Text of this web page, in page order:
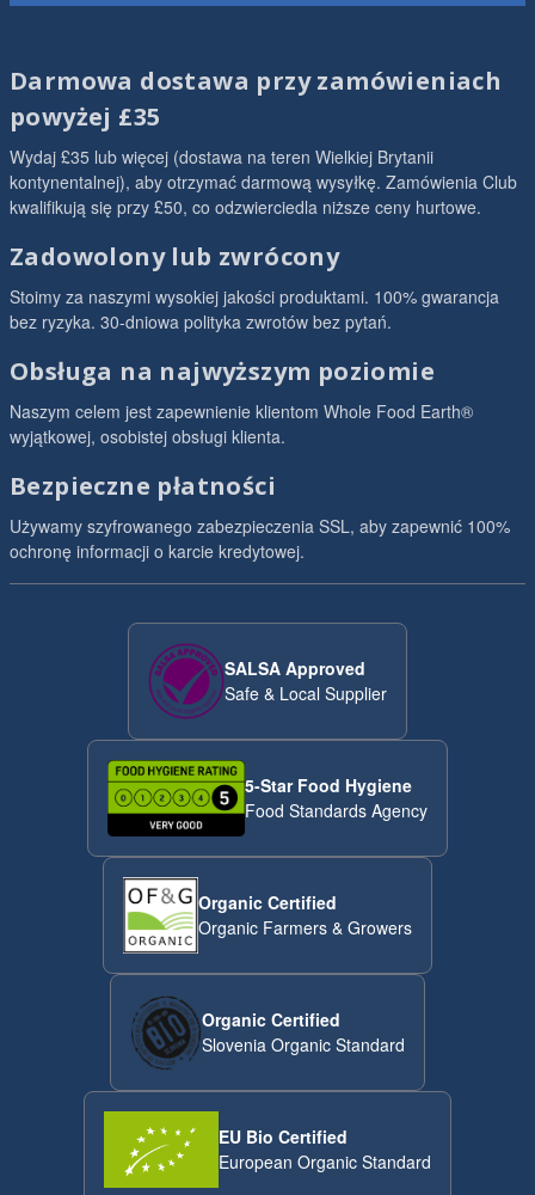
Darmowa dostawa przy zamówieniach
powyżej £35
Wydaj £35 lub więcej (dostawa na teren Wielkiej Brytanii
kontynentalnej), aby otrzymać darmową wysyłkę. Zamówienia Club
kwalifikują się przy £50, co odzwierciedla niższe ceny hurtowe.
Zadowolony lub zwrócony
Stoimy za naszymi wysokiej jakości produktami. 100% gwarancja
bez ryzyka. 30-dniowa polityka zwrotów bez pytań.
Obsługa na najwyższym poziomie
Naszym celem jest zapewnienie klientom Whole Food Earth®
wyjątkowej, osobistej obsługi klienta.
Bezpieczne płatności
Używamy szyfrowanego zabezpieczenia SSL, aby zapewnić 100%
ochronę informacji o karcie kredytowej.
SALSA Approved
Safe & Local Supplier
5-Star Food Hygiene
Food Standards Agency
Organic Certified
Organic Farmers & Growers
Organic Certified
Slovenia Organic Standard
EU Bio Certified
European Organic Standard